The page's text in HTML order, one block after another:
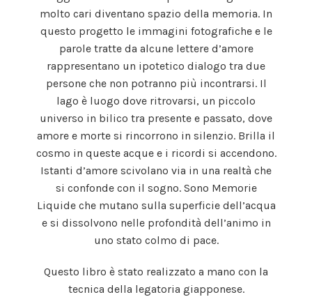
molto cari diventano spazio della memoria. In
questo progetto le immagini fotografiche e le
parole tratte da alcune lettere d’amore
rappresentano un ipotetico dialogo tra due
persone che non potranno più incontrarsi. Il
lago è luogo dove ritrovarsi, un piccolo
universo in bilico tra presente e passato, dove
amore e morte si rincorrono in silenzio. Brilla il
cosmo in queste acque e i ricordi si accendono.
Istanti d’amore scivolano via in una realtà che
si confonde con il sogno. Sono Memorie
Liquide che mutano sulla superficie dell’acqua
e si dissolvono nelle profondità dell’animo in
uno stato colmo di pace.
Questo libro è stato realizzato a mano con la
tecnica della legatoria giapponese.